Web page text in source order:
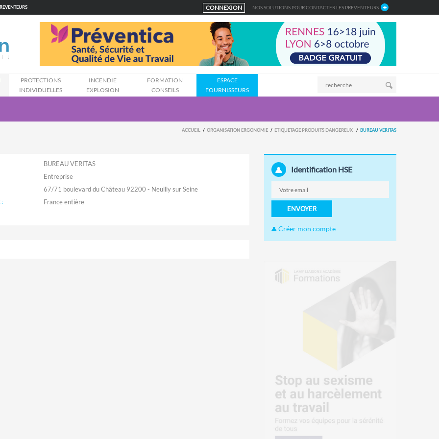
CONNEXION NOS SOLUTIONS POUR CONTACTER LES PREVENTEURS
PROTECTIONS
INDIVIDUELLES
INCENDIE
EXPLOSION
FORMATION
CONSEILS
ESPACE
FOURNISSEURS
ACCUEIL ORGANISATION ERGONOMIE ETIQUETAGE PRODUITS DANGEREUX BUREAU VERITAS
BUREAU VERITAS
Entreprise
67/71 boulevard du Château 92200 - Neuilly sur Seine
:
Identification HSE
ENVOYER
Créer mon compte